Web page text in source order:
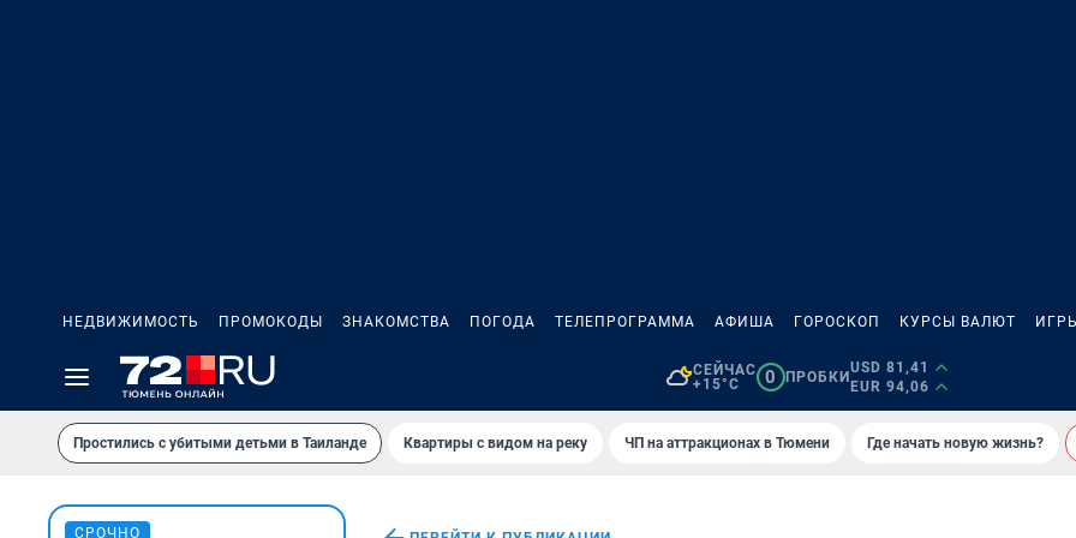
НЕДВИЖИМОСТЬ ПРОМОКОДЫ ЗНАКОМСТВА ПОГОДА ТЕЛЕПРОГРАММА АФИША ГОРОСКОП КУРСЫ ВАЛЮТ ИГРЫ
СЕЙЧАС
+15°C
0 ПРОБКИ
USD 81,41
EUR 94,06
Простились с убитыми детьми в Таиланде Квартиры с видом на реку ЧП на аттракционах в Тюмени Где начать новую жизнь?
СРОЧНО